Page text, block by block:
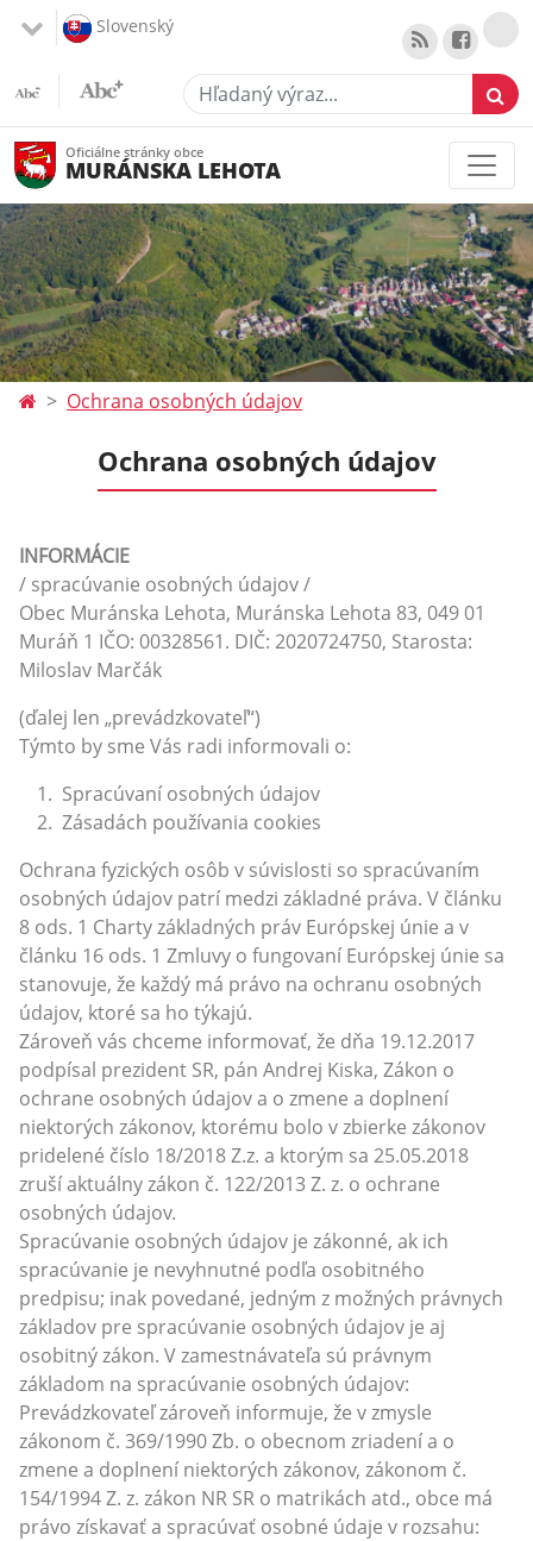
Slovenský
Hľadaný výraz...
Oficiálne stránky obce
MURÁNSKA LEHOTA
Ochrana osobných údajov
Ochrana osobných údajov
INFORMÁCIE
/ spracúvanie osobných údajov /
Obec Muránska Lehota, Muránska Lehota 83, 049 01
Muráň 1 IČO: 00328561. DIČ: 2020724750, Starosta:
Miloslav Marčák
(ďalej len „prevádzkovateľ“)
Týmto by sme Vás radi informovali o:
Spracúvaní osobných údajov
Zásadách používania cookies
Ochrana fyzických osôb v súvislosti so spracúvaním
osobných údajov patrí medzi základné práva. V článku
8 ods. 1 Charty základných práv Európskej únie a v
článku 16 ods. 1 Zmluvy o fungovaní Európskej únie sa
stanovuje, že každý má právo na ochranu osobných
údajov, ktoré sa ho týkajú.
Zároveň vás chceme informovať, že dňa 19.12.2017
podpísal prezident SR, pán Andrej Kiska, Zákon o
ochrane osobných údajov a o zmene a doplnení
niektorých zákonov, ktorému bolo v zbierke zákonov
pridelené číslo 18/2018 Z.z. a ktorým sa 25.05.2018
zruší aktuálny zákon č. 122/2013 Z. z. o ochrane
osobných údajov.
Spracúvanie osobných údajov je zákonné, ak ich
spracúvanie je nevyhnutné podľa osobitného
predpisu; inak povedané, jedným z možných právnych
základov pre spracúvanie osobných údajov je aj
osobitný zákon. V zamestnávateľa sú právnym
základom na spracúvanie osobných údajov:
Prevádzkovateľ zároveň informuje, že v zmysle
zákonom č. 369/1990 Zb. o obecnom zriadení a o
zmene a doplnení niektorých zákonov, zákonom č.
154/1994 Z. z. zákon NR SR o matrikách atd., obce má
právo získavať a spracúvať osobné údaje v rozsahu: